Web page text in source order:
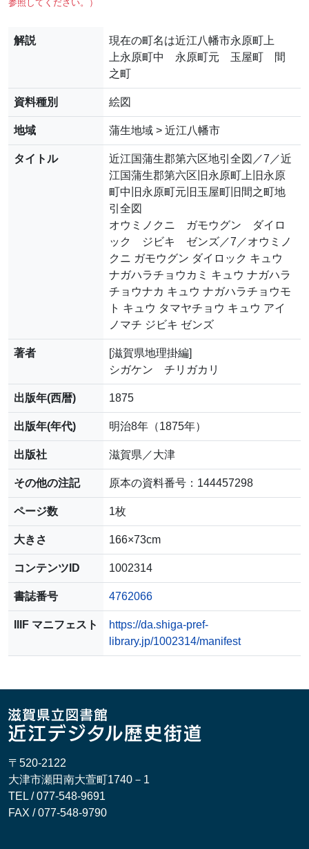
参照してください。）
解説
現在の町名は近江八幡市永原町上
上永原町中 永原町元 玉屋町 間
之町
資料種別 絵図
地域 蒲生地域 > 近江八幡市
タイトル
近江国蒲生郡第六区地引全図／7／近
江国蒲生郡第六区旧永原町上旧永原
町中旧永原町元旧玉屋町旧間之町地
引全図
オウミノクニ ガモウグン ダイロ
ック ジビキ ゼンズ／7／オウミノ
クニ ガモウグン ダイロック キュウ
ナガハラチョウカミ キュウ ナガハラ
チョウナカ キュウ ナガハラチョウモ
ト キュウ タマヤチョウ キュウ アイ
ノマチ ジビキ ゼンズ
著者
[滋賀県地理掛編]
シガケン チリガカリ
出版年(西暦) 1875
出版年(年代) 明治8年（1875年）
出版社 滋賀県／大津
その他の注記 原本の資料番号：144457298
ページ数 1枚
大きさ 166×73cm
コンテンツID 1002314
書誌番号 4762066
IIIF マニフェスト
https://da.shiga-pref-
library.jp/1002314/manifest
〒520-2122
大津市瀬田南大萱町1740－1
TEL / 077-548-9691
FAX / 077-548-9790